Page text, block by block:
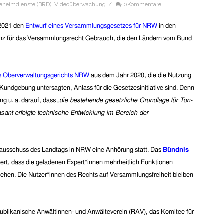
(BRD) Videoüberwachung / 0Kommentare
den Entwurf eines Versammlungsgesetzes für NRW in den
für das Versammlungsrecht Gebrauch, die den Ländern vom Bund
Oberverwaltungsgerichts NRW aus dem Jahr 2020, die die Nutzung
untersagten, Anlass für die Gesetzesinitiative sind. Denn
u. a. darauf, dass „die bestehende gesetzliche Grundlage für Ton-
erfolgte technische Entwicklung im Bereich der
des Landtags in NRW eine Anhörung statt. Das Bündnis
dass die geladenen Expert*innen mehrheitlich Funktionen
Die Nutzer*innen des Rechts auf Versammlungsfreiheit bleiben
Anwältinnen- und Anwälteverein (RAV), das Komitee für